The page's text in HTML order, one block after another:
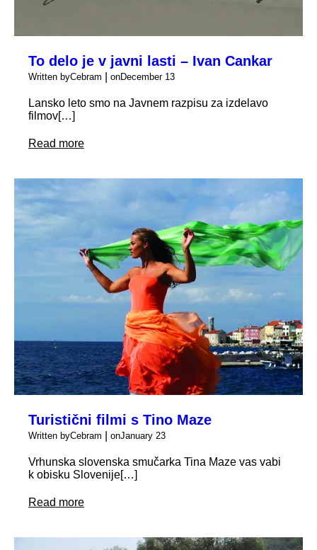
To delo je v javni lasti – Ivan Cankar
Written byCebram onDecember 13
Lansko leto smo na Javnem razpisu za izdelavo
filmov[…]
Read more
Turistični filmi s Tino Maze
Written byCebram onJanuary 23
Vrhunska slovenska smučarka Tina Maze vas vabi
k obisku Slovenije[…]
Read more